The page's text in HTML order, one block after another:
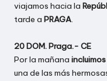
viajamos hacia la
tarde a PRAGA.
20 DOM. Praga.- CE
Por la mañana
una de las más